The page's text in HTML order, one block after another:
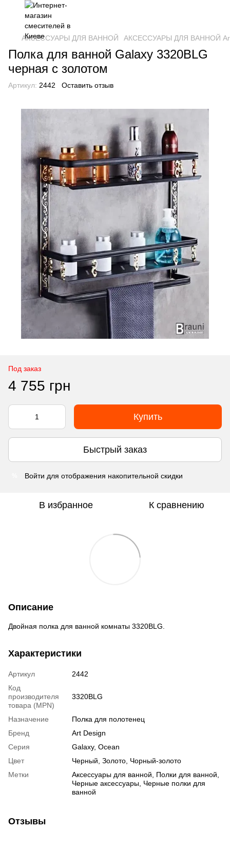
АКСЕССУАРЫ ДЛЯ ВАННОЙ АКСЕССУАРЫ ДЛЯ ВАННОЙ
Полка для ванной Galaxy 3320BLG
черная с золотом
Артикул: 2442 Оставить отзыв
Под заказ
4 755 грн
Купить
Быстрый заказ
Войти для отображения накопительной скидки
В избранное К сравнению
Описание
Двойная полка для ванной комнаты 3320BLG.
Характеристики
Артикул
2442
Код
производителя
товара (MPN)
3320BLG
Назначение
Полка для полотенец
Бренд
Art Design
Серия
Galaxy, Ocean
Цвет
Черный, Золото, Чорный-золото
Метки
Аксессуары для ванной, Полки для ванной,
Черные аксессуары, Черные полки для
ванной
Отзывы